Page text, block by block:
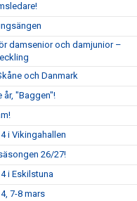
damsenior och damjunior –
och Danmark
år, "Baggen"!
i Vikingahallen
26/27!
i Eskilstuna
7-8 mars